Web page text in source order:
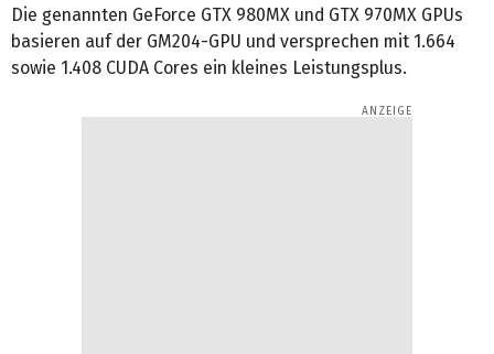
Die genannten GeForce GTX 980MX und GTX 970MX GPUs
basieren auf der GM204-GPU und versprechen mit 1.664
sowie 1.408 CUDA Cores ein kleines Leistungsplus.